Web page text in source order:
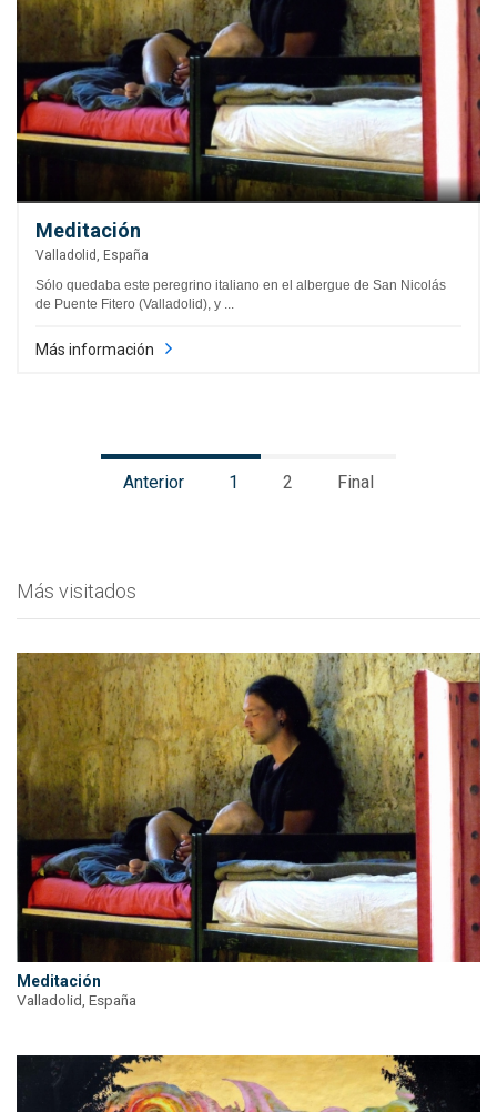
Meditación
Valladolid, España
Sólo quedaba este peregrino italiano en el albergue de San Nicolás
de Puente Fitero (Valladolid), y ...
Más información
Anterior 1 2 Final
Más visitados
Meditación
Valladolid, España